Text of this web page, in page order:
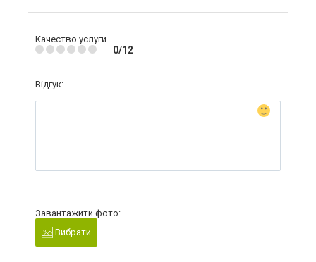
Качество услуги
0/12
Відгук:
Завантажити фото:
Вибрати